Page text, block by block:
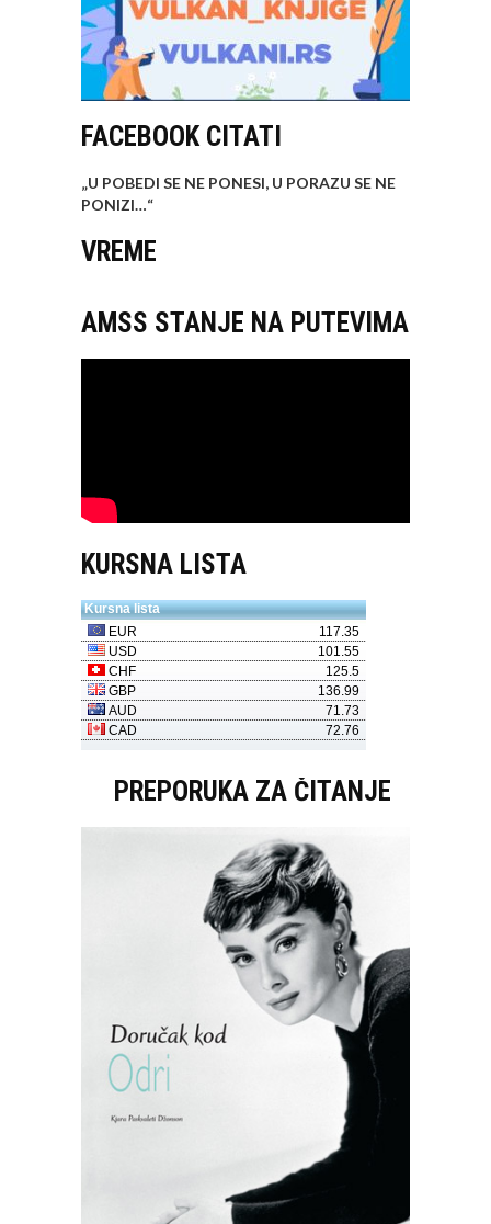
FACEBOOK CITATI
„U POBEDI SE NE PONESI, U PORAZU SE NE
PONIZI…“
VREME
AMSS STANJE NA PUTEVIMA
KURSNA LISTA
PREPORUKA ZA ČITANJE